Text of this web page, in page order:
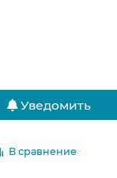
Уведомить
В сравнение